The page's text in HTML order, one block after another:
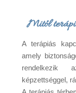
Mitől
A terápiás
amely
rendelkezik
képzettséggel,